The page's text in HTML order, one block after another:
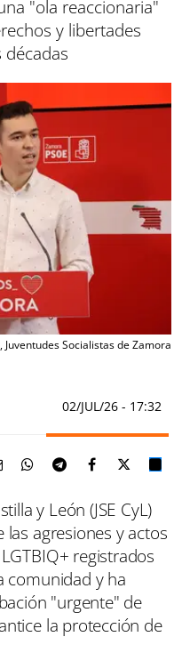
"ola reaccionaria"
y libertades
Juventudes Socialistas de Zamora
02/JUL/26 - 17:32
y León (JSE CyL)
agresiones y actos
registrados
comunidad y ha
"urgente" de
la protección de